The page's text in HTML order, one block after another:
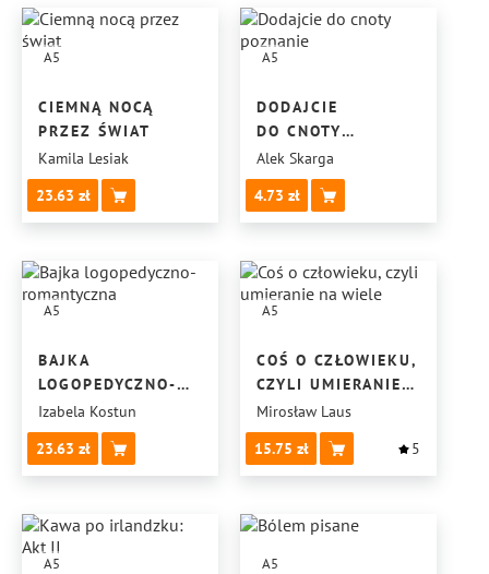
A5
CIEMNĄ NOCĄ
PRZEZ ŚWIAT
Kamila Lesiak
23.63
A5
DODAJCIE
DO CNOTY
POZNANIE
Alek Skarga
4.73
A5
BAJKA
LOGOPEDYCZNO-
ROMANTYCZNA
Izabela Kostun
23.63
A5
COŚ O CZŁOWIEKU,
CZYLI UMIERANIE
NA WIELE
Mirosław Laus
15.75
5
A5 A5